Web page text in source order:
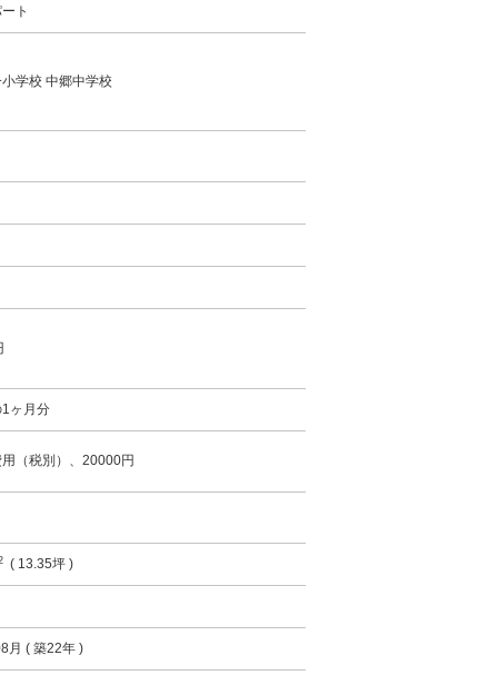
ト
学校 中郷中学校
ヶ月分
（税別）、20000円
( 13.35坪 )
月 ( 築22年 )